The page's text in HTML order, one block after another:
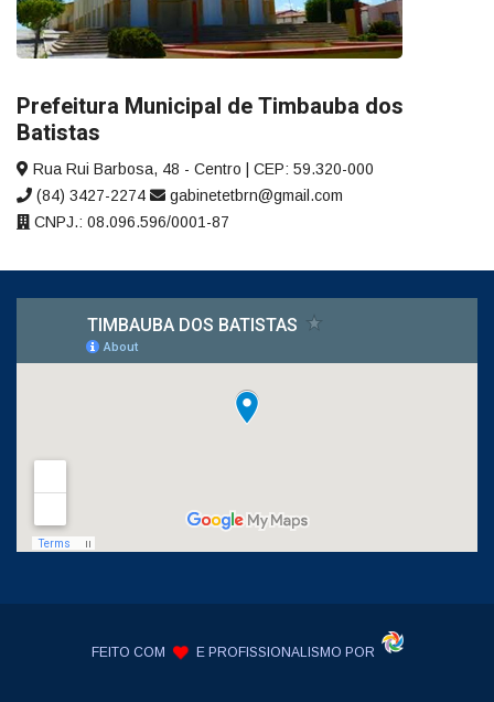
Prefeitura Municipal de Timbauba dos
Batistas
Rua Rui Barbosa, 48 - Centro | CEP: 59.320-000
(84) 3427-2274
gabinetetbrn@gmail.com
CNPJ.: 08.096.596/0001-87
FEITO COM E PROFISSIONALISMO POR